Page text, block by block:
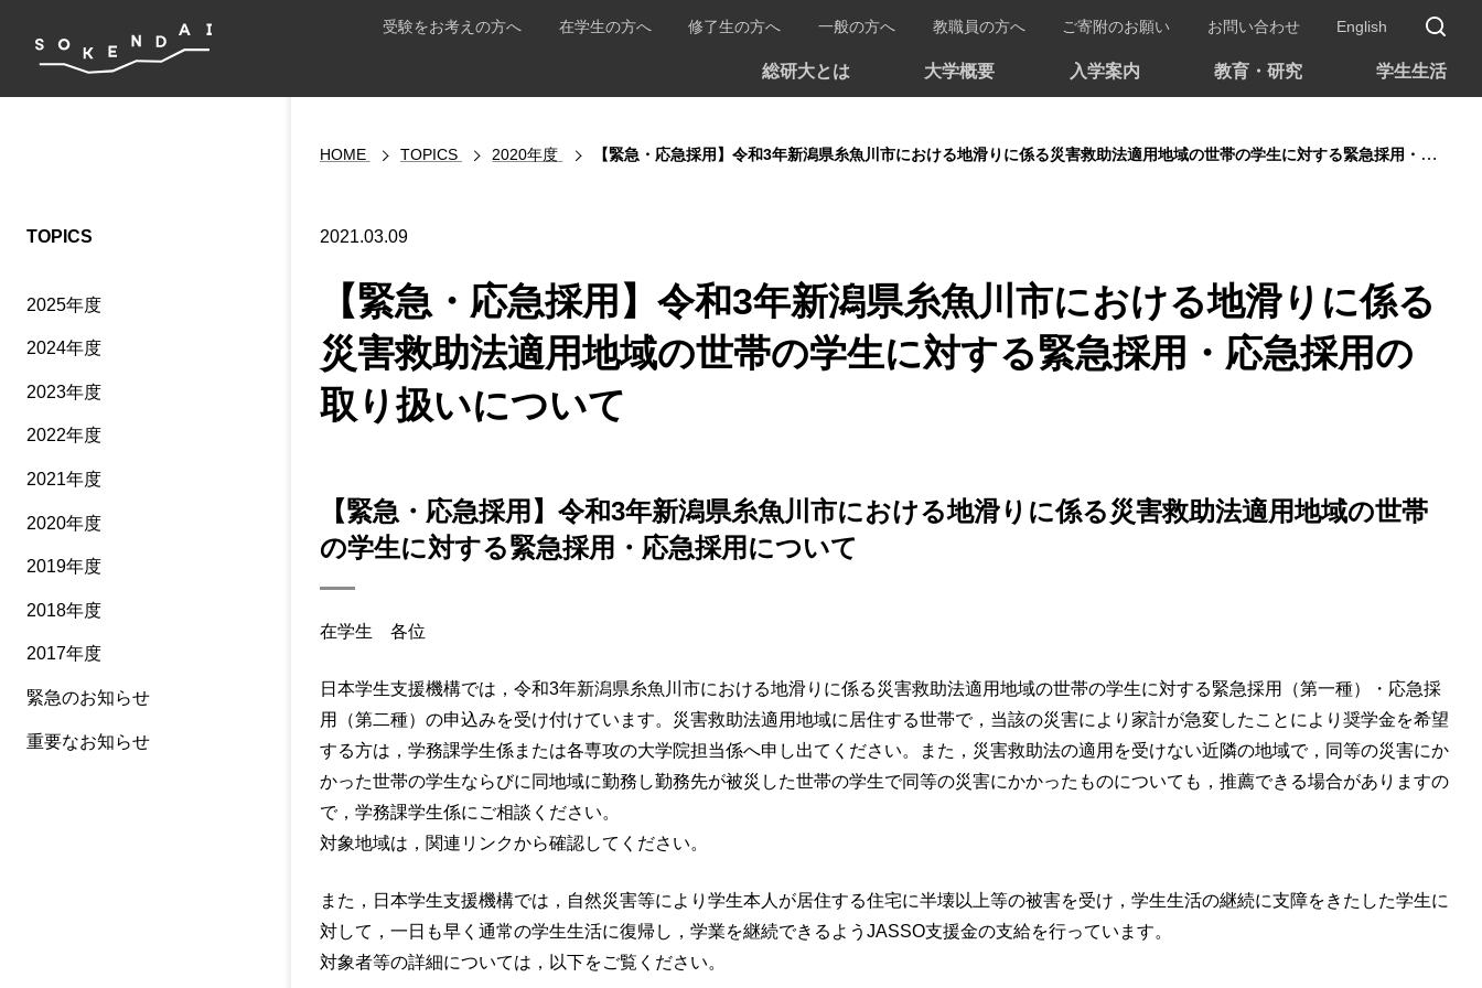
総研大とは 大学概要 入学案内 教育・研究 学生生活
受験をお考えの方へ 在学生の方へ 修了生の方へ 一般の方へ 教職員の方へ ご寄附のお願い お問い合わせ English
HOME TOPICS 2020年度 【緊急・応急採用】令和3年新潟県糸魚川市における地滑りに係る災害救助法適用地域の世帯の学生に対する緊急採用・応急採用の取り扱いについて
2021.03.09
【緊急・応急採用】令和3年新潟県糸魚川市における地滑りに係る
災害救助法適用地域の世帯の学生に対する緊急採用・応急採用の
取り扱いについて
【緊急・応急採用】令和3年新潟県糸魚川市における地滑りに係る災害救助法適用地域の世帯
の学生に対する緊急採用・応急採用について
在学生 各位
日本学生支援機構では，令和3年新潟県糸魚川市における地滑りに係る災害救助法適用地域の世帯の学生に対する緊急採用（第一種）・応急採
用（第二種）の申込みを受け付けています。災害救助法適用地域に居住する世帯で，当該の災害により家計が急変したことにより奨学金を希望
する方は，学務課学生係または各専攻の大学院担当係へ申し出てください。また，災害救助法の適用を受けない近隣の地域で，同等の災害にか
かった世帯の学生ならびに同地域に勤務し勤務先が被災した世帯の学生で同等の災害にかかったものについても，推薦できる場合がありますの
で，学務課学生係にご相談ください。
対象地域は，関連リンクから確認してください。
また，日本学生支援機構では，自然災害等により学生本人が居住する住宅に半壊以上等の被害を受け，学生生活の継続に支障をきたした学生に
対して，一日も早く通常の学生生活に復帰し，学業を継続できるようJASSO支援金の支給を行っています。
対象者等の詳細については，以下をご覧ください。
TOPICS
2025年度
2024年度
2023年度
2022年度
2021年度
2020年度
2019年度
2018年度
2017年度
緊急のお知らせ
重要なお知らせ